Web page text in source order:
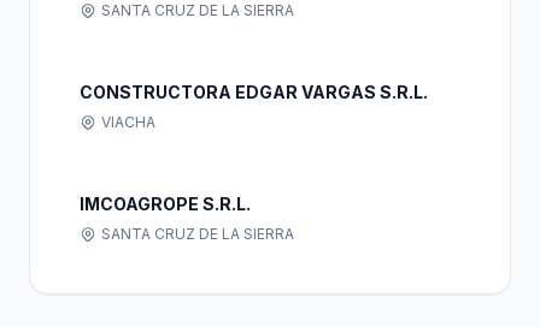
SANTA CRUZ DE LA SIERRA
CONSTRUCTORA EDGAR VARGAS S.R.L.
VIACHA
IMCOAGROPE S.R.L.
SANTA CRUZ DE LA SIERRA